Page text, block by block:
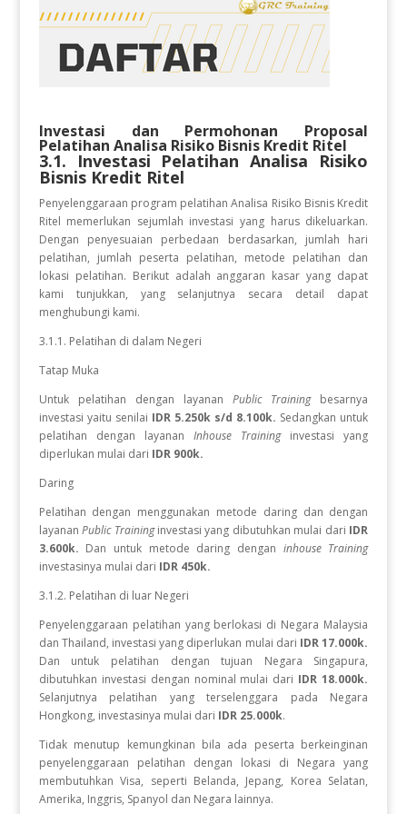
Investasi dan Permohonan Proposal
Pelatihan Analisa Risiko Bisnis Kredit Ritel
3.1. Investasi Pelatihan Analisa Risiko
Bisnis Kredit Ritel
Penyelenggaraan program pelatihan Analisa Risiko Bisnis Kredit
Ritel memerlukan sejumlah investasi yang harus dikeluarkan.
Dengan penyesuaian perbedaan berdasarkan, jumlah hari
pelatihan, jumlah peserta pelatihan, metode pelatihan dan
lokasi pelatihan. Berikut adalah anggaran kasar yang dapat
kami tunjukkan, yang selanjutnya secara detail dapat
menghubungi kami.
3.1.1. Pelatihan di dalam Negeri
Tatap Muka
Untuk pelatihan dengan layanan Public Trainingbesarnya
investasi yaitu senilai IDR 5.250k s/d 8.100k. Sedangkan untuk
pelatihan dengan layanan Inhouse Training investasi yang
diperlukan mulai dari IDR 900k.
Daring
Pelatihan dengan menggunakan metode daring dan dengan
layananPublic Traininginvestasi yang dibutuhkan mulai dari IDR
3.600k. Dan untuk metode daring dengan inhouse Training
investasinya mulai dari IDR 450k.
3.1.2. Pelatihan di luar Negeri
Penyelenggaraan pelatihan yang berlokasi di Negara Malaysia
dan Thailand, investasi yang diperlukan mulai dari IDR 17.000k.
Dan
untuk pelatihan dengan tujuan Negara
Singapura,
dibutuhkan investasi dengan nominal mulai dari IDR 18.000k.
Selanjutnya pelatihan yang terselenggara pada Negara
Hongkong, investasinya mulai dari IDR 25.000k.
Tidak menutup kemungkinan bila ada peserta berkeinginan
penyelenggaraan pelatihan dengan lokasi di Negara yang
membutuhkan Visa, seperti Belanda, Jepang, Korea Selatan,
Amerika, Inggris, Spanyol dan Negara lainnya.